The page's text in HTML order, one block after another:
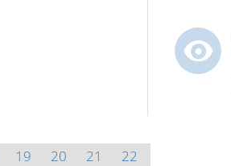
19 20 21
22